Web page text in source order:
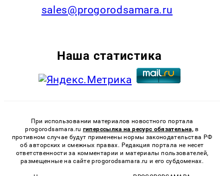
sales@progorodsamara.ru
Наша статистика
При использовании материалов новостного портала
progorodsamara.ru гиперссылка на ресурс обязательна, в
противном случае будут применены нормы законодательства РФ
об авторских и смежных правах. Редакция портала не несет
ответственности за комментарии и материалы пользователей,
размещенные на сайте progorodsamara.ru и его субдоменах.